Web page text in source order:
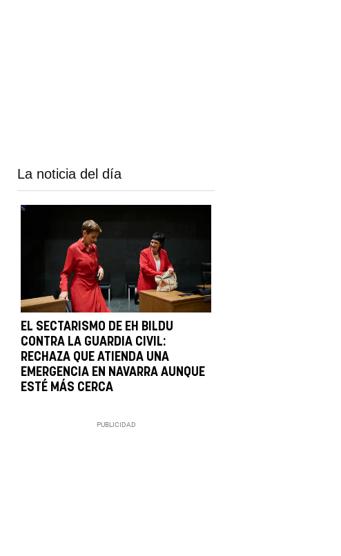
La noticia del día
EL SECTARISMO DE EH BILDU
CONTRA LA GUARDIA CIVIL:
RECHAZA QUE ATIENDA UNA
EMERGENCIA EN NAVARRA AUNQUE
ESTÉ MÁS CERCA